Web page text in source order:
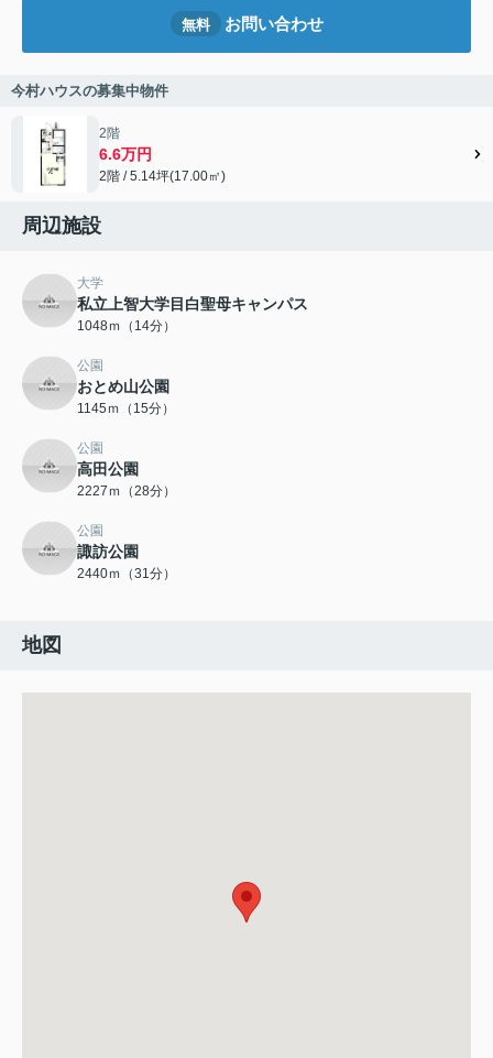
無料 お問い合わせ
今村ハウスの募集中物件
2階
6.6万円
2階 / 5.14坪(17.00㎡)
周辺施設
大学
私立上智大学目白聖母キャンパス
1048ｍ（14分）
公園
おとめ山公園
1145ｍ（15分）
公園
高田公園
2227ｍ（28分）
公園
諏訪公園
2440ｍ（31分）
地図